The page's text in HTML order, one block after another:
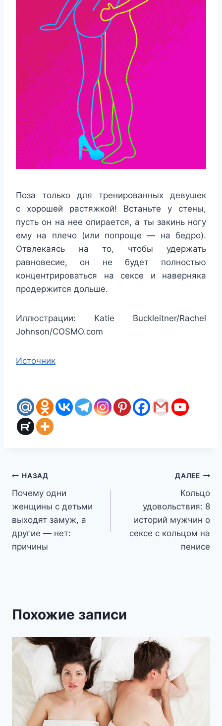
Поза только для тренированных девушек
с хорошей растяжкой! Встаньте у стены,
пусть он на нее опирается, а ты закинь ногу
ему на плечо (или попроще — на бедро).
Отвлекаясь на то, чтобы удержать
равновесие, он не будет полностью
концентрироваться на сексе и наверняка
продержится дольше.
Иллюстрации: Katie Buckleitner/Rachel
Johnson/COSMO.com
Источник
Навигация
по
записям
НАЗАД
Почему одни
женщины с детьми
выходят замуж, а
другие — нет:
причины
ДАЛЕЕ
Кольцо
удовольствия: 8
историй мужчин о
сексе с кольцом на
пенисе
Похожие записи